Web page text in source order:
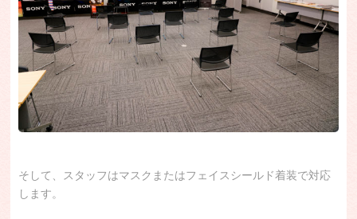
そして、スタッフはマスクまたはフェイスシールド着装で対応
します。